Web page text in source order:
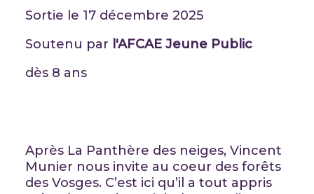
Sortie le 17 décembre 2025
Soutenu par l'AFCAE Jeune Public
dès 8 ans
Après La Panthère des neiges, Vincent
Munier nous invite au coeur des forêts
des Vosges. C’est ici qu’il a tout appris